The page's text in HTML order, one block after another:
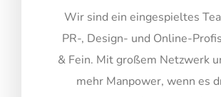
Wir sind ein eingespieltes
PR-, Design- und Online-
& Fein. Mit großem Netzwerk
mehr Manpower, wenn es